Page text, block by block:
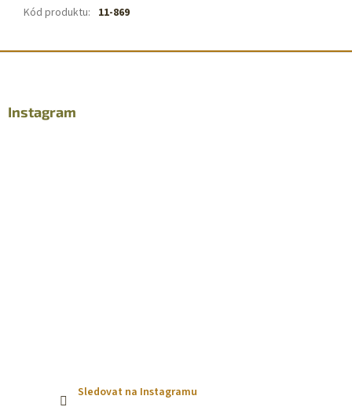
Kód produktu: 11-869
Instagram
Sledovat na Instagramu